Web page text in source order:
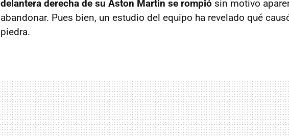
delantera derecha de su Aston Martin se rompió sin motivo
abandonar. Pues bien, un estudio del equipo ha revelado qué
piedra.